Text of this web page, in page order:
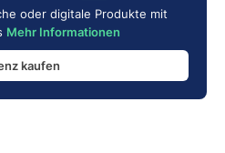
oder digitale Produkte mit
Mehr Informationen
kaufen